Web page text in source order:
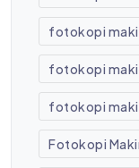
fotokopi
fotokopi
fotokopi
Fotokopi